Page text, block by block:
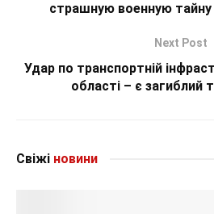
страшную военную
Next Post
Удар по транспортній
області – є загиблий
Свіжі новини